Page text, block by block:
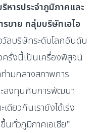
หารประจำภูมิภาคและ
รขาย กลุ่มบริษัทเอไอ
วัลบริษัทระดับโลกอันดับ
ครั้งนี้เป็นเครื่องพิสูจน์
ามกลางสภาพการ
ลงทุนกับการพัฒนา
ยวกันเรายังได้เร่ง
ทั่วภูมิภาคเอเชีย”